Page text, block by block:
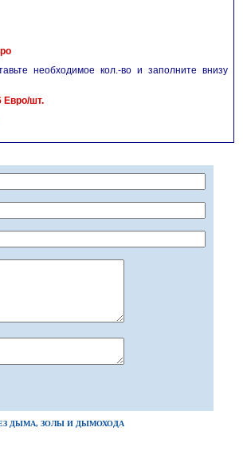
необходимое кол.-во и заполните внизу
Евро/шт.
ДЫМА, ЗОЛЫ И ДЫМОХОДА